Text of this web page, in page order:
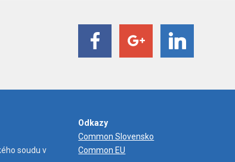
soudu v
Odkazy
Common Slovensko
Common EU